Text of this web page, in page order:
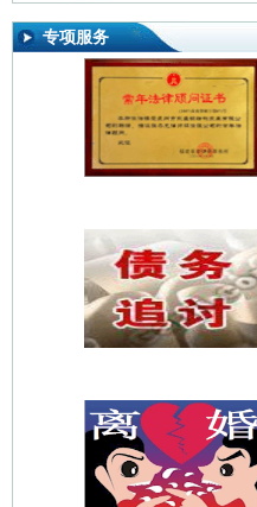
专项服务